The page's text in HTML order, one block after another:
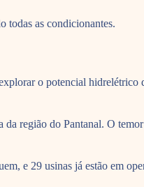
todas as condicionantes.
o potencial hidrelétrico
região do Pantanal. O temor
e 29 usinas já estão em